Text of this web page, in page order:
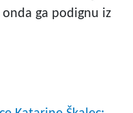
ga podignu iz